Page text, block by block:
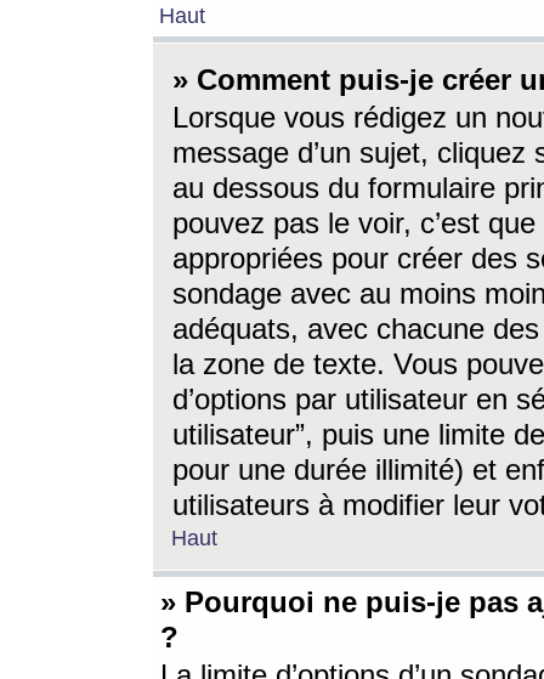
Haut
» Comment puis-je créer
Lorsque vous rédigez un
message d’un sujet, cliquez
au dessous du formulaire
pouvez pas le voir, c’est
appropriées pour créer des
sondage avec au moins
adéquats, avec chacune
la zone de texte. Vous
d’options par utilisateur en
utilisateur”, puis une limite
pour une durée illimité) et
utilisateurs à modifier leur
Haut
» Pourquoi ne puis-je pas
?